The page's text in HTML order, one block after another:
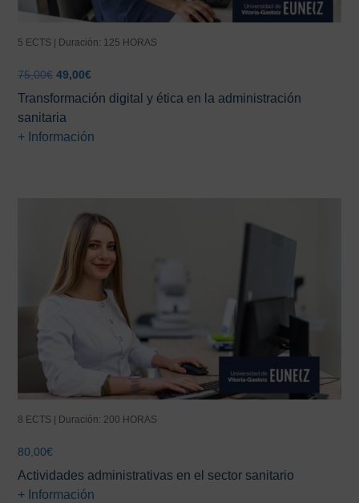
5 ECTS | Duración: 125 HORAS
75,00€ El
original
era:
75,00€.
49,00€El
precio
actual
49,00€.
Transformación digital y ética en la administración
sanitaria
+ Información
8 ECTS | Duración: 200 HORAS
80,00€
Actividades administrativas en el sector sanitario
+ Información